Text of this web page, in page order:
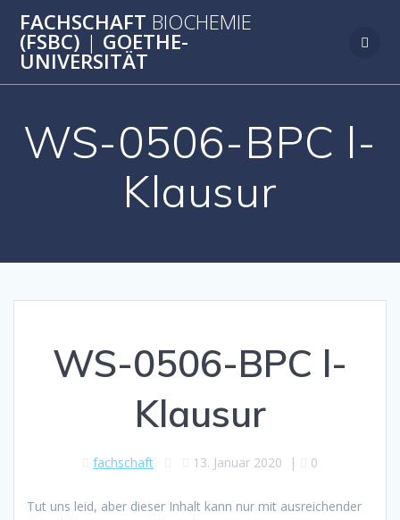
Inhalt
FACHSCHAFT BIOCHEMIE
(FSBC) | GOETHE-
UNIVERSITÄT
WS-0506-BPC l-
Klausur
WS-0506-BPC l-
Klausur
fachschaft 13. Januar 2020 | 0
Tut uns leid, aber dieser Inhalt kann nur mit ausreichender